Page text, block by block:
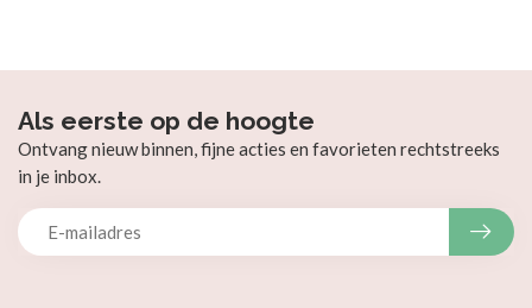
Als eerste op de hoogte
Ontvang nieuw binnen, fijne acties en favorieten rechtstreeks
in je inbox.